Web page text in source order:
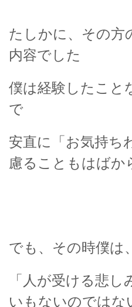
たしかに、その方
内容でした
僕は経験したこと
で
安直に「お気持ち
慮ることもはばか
でも、その時僕は、
「人が受ける悲
いもないのではな